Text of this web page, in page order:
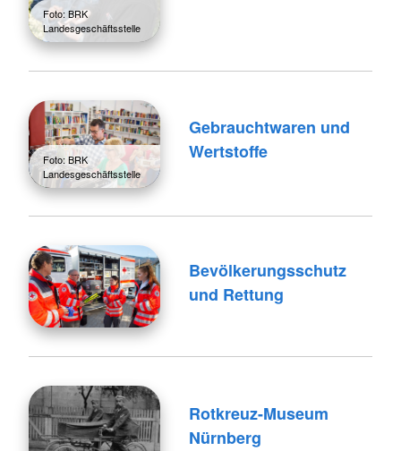
Foto: BRK
Landesgeschäftsstelle
Foto: BRK
Landesgeschäftsstelle
Gebrauchtwaren und
Wertstoffe
Bevölkerungsschutz
und Rettung
Rotkreuz-Museum
Nürnberg